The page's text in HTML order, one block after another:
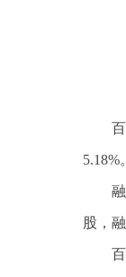
5.18%。
股，